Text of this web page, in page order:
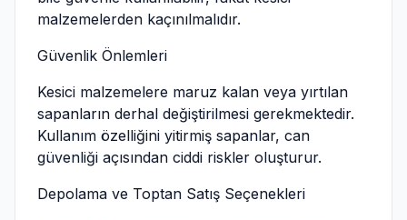
malzemelerden kaçınılmalıdır.
Güvenlik Önlemleri
Kesici malzemelere maruz kalan veya yırtılan
sapanların derhal değiştirilmesi gerekmektedir.
Kullanım özelliğini yitirmiş sapanlar, can
güvenliği açısından ciddi riskler oluşturur.
Depolama ve Toptan Satış Seçenekleri